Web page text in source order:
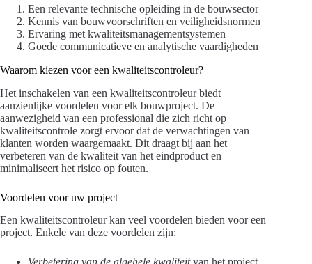
Een relevante technische opleiding in de bouwsector
Kennis van bouwvoorschriften en veiligheidsnormen
Ervaring met kwaliteitsmanagementsystemen
Goede communicatieve en analytische vaardigheden
Waarom kiezen voor een kwaliteitscontroleur?
Het inschakelen van een kwaliteitscontroleur biedt
aanzienlijke voordelen voor elk bouwproject. De
aanwezigheid van een professional die zich richt op
kwaliteitscontrole zorgt ervoor dat de verwachtingen van
klanten worden waargemaakt. Dit draagt bij aan het
verbeteren van de kwaliteit van het eindproduct en
minimaliseert het risico op fouten.
Voordelen voor uw project
Een kwaliteitscontroleur kan veel voordelen bieden voor een
project. Enkele van deze voordelen zijn: